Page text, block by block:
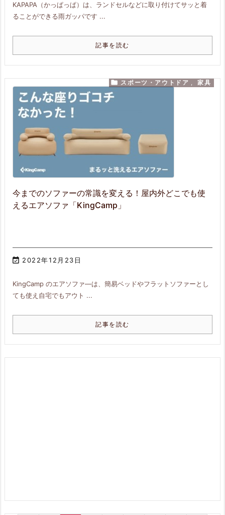
KAPAPA（かっぱっぱ）は、ランドセルなどに取り付けてサッと着
ることができる雨ガッパです ...
記事を読む
今までのソファーの常識を変える！屋内外どこでも使
えるエアソファ「KingCamp」
 2022年12月23日
 スポーツ・アウトドア , 家具
KingCamp のエアソファ―は、簡易ベッドやフラットソファーとし
ても使え自宅でもアウト ...
記事を読む